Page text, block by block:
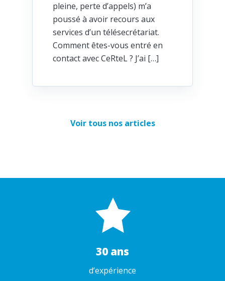
pleine, perte d’appels) m’a
poussé à avoir recours aux
services d’un télésecrétariat.
Comment êtes-vous entré en
contact avec CeRteL ? J’ai […]
Voir tous nos articles
30 ans
d’expérience